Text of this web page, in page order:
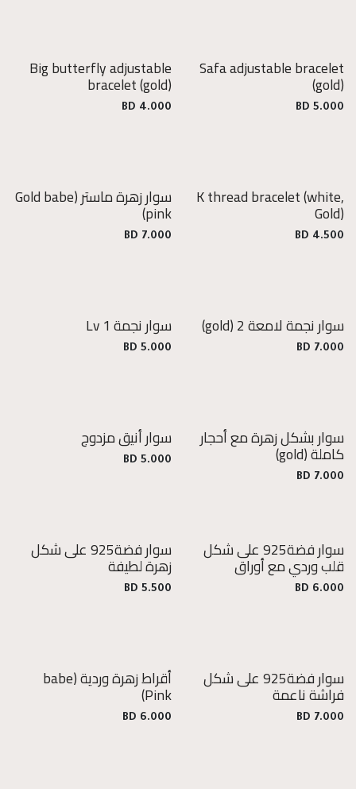
Safa adjustable bracelet
(gold)
5.000
Big butterfly adjustable
bracelet(gold)
4.000
K thread bracelet(white,
Gold)
4.500
سوار زهرة ماستر (Gold babe
pink)
7.000
سوار نجمة لامعة 2 (gold)
7.000
سوار نجمة Lv 1
5.000
BD
سوار بشكل زهرة مع أحجار
كاملة(gold)
7.000
سوار أنيق مزدوج
5.000
BD
فضة
925
سوار فضة925 على شكل
قلب وردي مع أوراق
6.000
فضة
925
سوار فضة925 على شكل
زهرة لطيفة
5.500
BD
فضة
925
سوار فضة925 على شكل
فراشة ناعمة
7.000
أقراط زهرة وردية (babe
Pink)
6.000